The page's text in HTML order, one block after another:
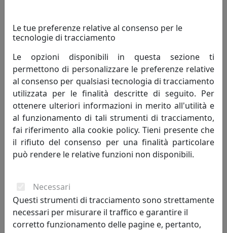
POLTRONA DIREZIONALE ESSENTIAL PLUS EN001P
Le tue preferenze relative al consenso per le
tecnologie di tracciamento
Le opzioni disponibili in questa sezione ti
permettono di personalizzare le preferenze relative
al consenso per qualsiasi tecnologia di tracciamento
utilizzata per le finalità descritte di seguito. Per
ottenere ulteriori informazioni in merito all'utilità e
al funzionamento di tali strumenti di tracciamento,
fai riferimento alla cookie policy. Tieni presente che
il rifiuto del consenso per una finalità particolare
può rendere le relative funzioni non disponibili.
Necessari
Questi strumenti di tracciamento sono strettamente
necessari per misurare il traffico e garantire il
corretto funzionamento delle pagine e, pertanto,